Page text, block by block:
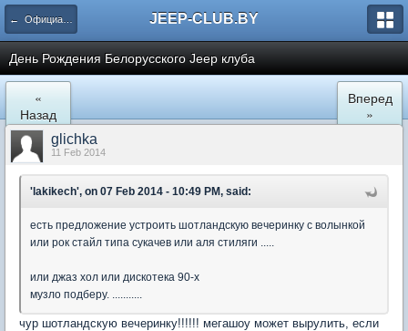
← Официальные клубные мероприятия JEEP-CLUB.BY
День Рождения Белорусского Jeep клуба
«
Назад
Вперед
»
glichka
11 Feb 2014
'lakikech', on 07 Feb 2014 - 10:49 PM, said:
есть предложение устроить шотландскую вечеринку с волынкой
или рок стайл типа сукачев или аля стиляги .....
или джаз хол или дискотека 90-х
музло подберу. ...........
чур шотландскую вечеринку!!!!!! мегашоу может вырулить, если